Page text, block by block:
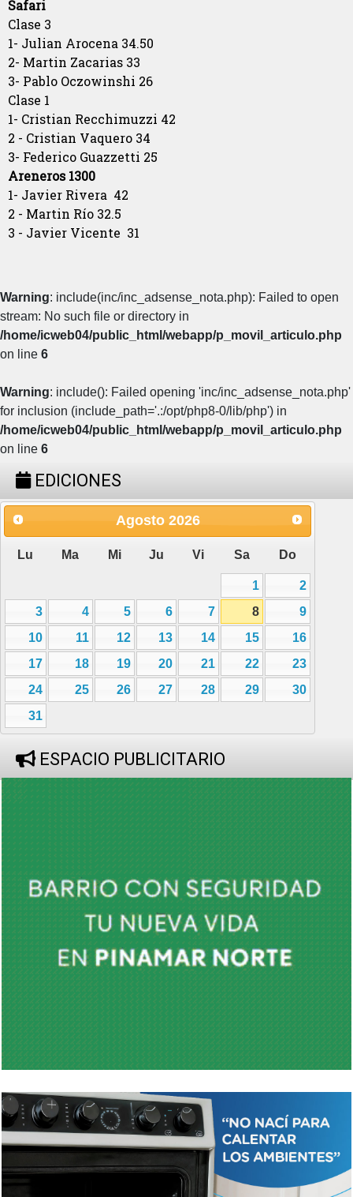
Safari
Clase 3
1- Julian Arocena 34.50
2- Martin Zacarias 33
3- Pablo Oczowinshi 26
Clase 1
1- Cristian Recchimuzzi 42
2 - Cristian Vaquero 34
3- Federico Guazzetti 25
Areneros 1300
1- Javier Rivera 42
2 - Martin Río 32.5
3 - Javier Vicente 31
Warning: include(inc/inc_adsense_nota.php): Failed to open
stream: No such file or directory in
/home/icweb04/public_html/webapp/p_movil_articulo.php
on line 6
Warning: include(): Failed opening 'inc/inc_adsense_nota.php'
for inclusion (include_path='.:/opt/php8-0/lib/php') in
/home/icweb04/public_html/webapp/p_movil_articulo.php
on line 6
EDICIONES
Agosto 2026
Lu Ma Mi Ju Vi Sa Do
1
2
3
4 5 6 7 8
9
10
11 12 13 14 15
16
17
18 19 20 21 22
23
24
25 26 27 28 29
30
31
ESPACIO PUBLICITARIO